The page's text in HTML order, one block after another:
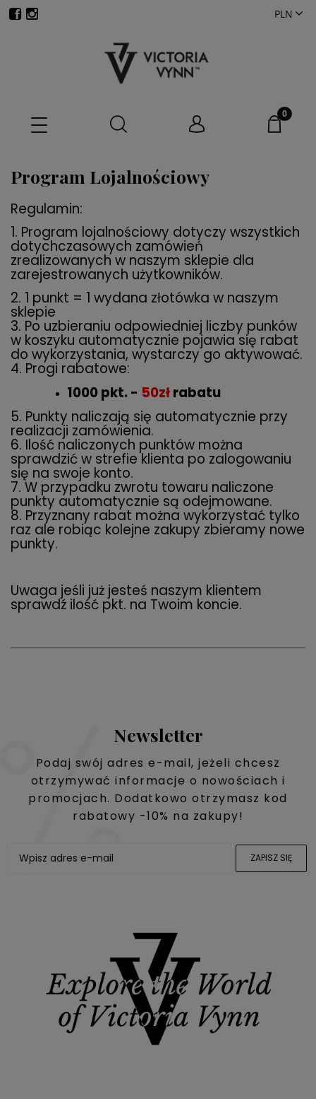
Program Lojalnościowy
Regulamin:
1. Program lojalnościowy dotyczy wszystkich
dotychczasowych zamówień
zrealizowanych w naszym sklepie dla
zarejestrowanych użytkowników.
2. 1 punkt = 1 wydana złotówka w naszym
sklepie
3. Po uzbieraniu odpowiedniej liczby punków
w koszyku automatycznie pojawia się rabat
do wykorzystania, wystarczy go aktywować.
4. Progi rabatowe:
1000 pkt. - 50złrabatu
5. Punkty naliczają się automatycznie przy
realizacji zamówienia.
6. Ilość naliczonych punktów można
sprawdzić w strefie klienta po zalogowaniu
się na swoje konto.
7. W przypadku zwrotu towaru naliczone
punkty automatycznie są odejmowane.
8. Przyznany rabat można wykorzystać tylko
raz ale robiąc kolejne zakupy zbieramy nowe
punkty.
Uwaga jeśli już jesteś naszym klientem
sprawdź ilość pkt. na Twoim koncie.
Newsletter
Podaj swój adres e-mail, jeżeli chcesz
otrzymywać informacje o nowościach i
promocjach. Dodatkowo otrzymasz kod
rabatowy -10% na zakupy!
ZAPISZ SIĘ